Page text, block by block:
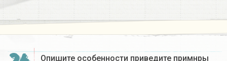
Опишите особенности приведите примнры